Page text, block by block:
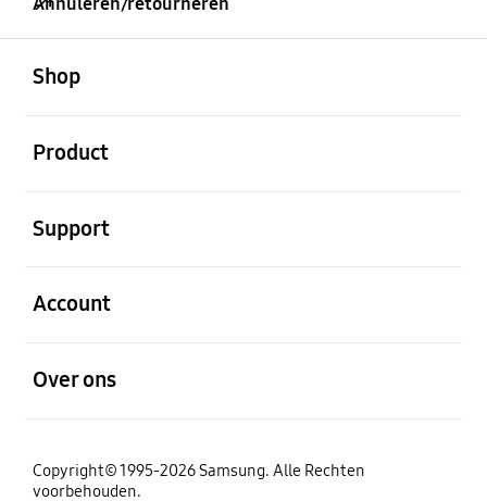
Shop
Product
Support
Account
Over ons
Copyright© 1995-2026 Samsung. Alle Rechten
voorbehouden.